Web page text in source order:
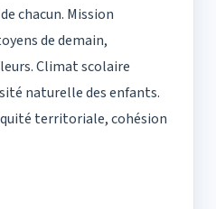
chacun. Mission
de demain,
Climat scolaire
naturelle des enfants.
territoriale, cohésion